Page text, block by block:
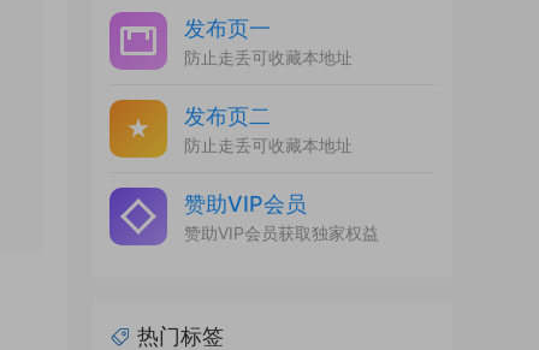
发布页一
防止走丢可收藏本地址
发布页二
防止走丢可收藏本地址
赞助VIP会员
赞助VIP会员获取独家权益
热门标签